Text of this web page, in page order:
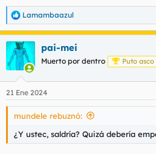
R
e
a
c
c
i
e
s
Lamambaazul
pai-mei
Muerto por dentro Puto
21 Ene 2024
mundele rebuznó:
¿Y ustec, saldría? Quizá debería